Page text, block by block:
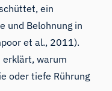
ein
und Belohnung in
et al., 2011).
erklärt, warum
oder tiefe Rührung